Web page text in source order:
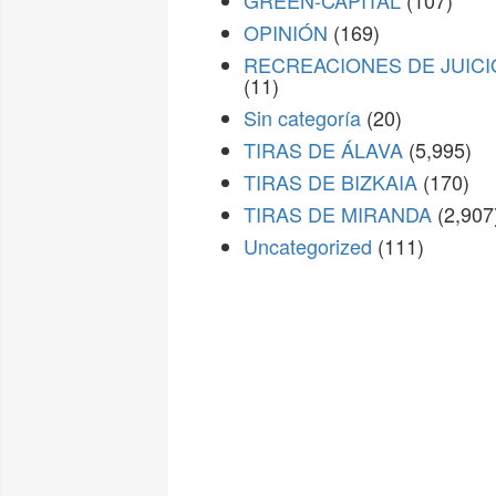
OPINIÓN (169)
RECREACIONES DE
(11)
Sin categoría (20)
TIRAS DE ÁLAVA (5,995)
TIRAS DE BIZKAIA (170)
TIRAS DE MIRANDA
Uncategorized (111)